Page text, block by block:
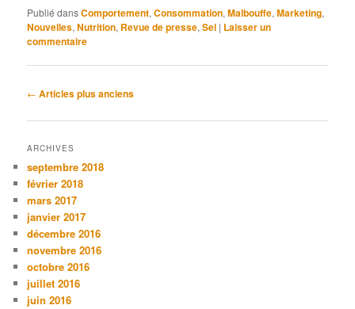
Publié dansComportement,Consommation,Malbouffe,Marketing,
Nouvelles,Nutrition, Revue de presse,Sel | Laisser un
commentaire
Navigation
articles
← Articles plus anciens
ARCHIVES
septembre 2018
février 2018
mars 2017
janvier 2017
décembre 2016
novembre 2016
octobre 2016
juillet 2016
juin 2016